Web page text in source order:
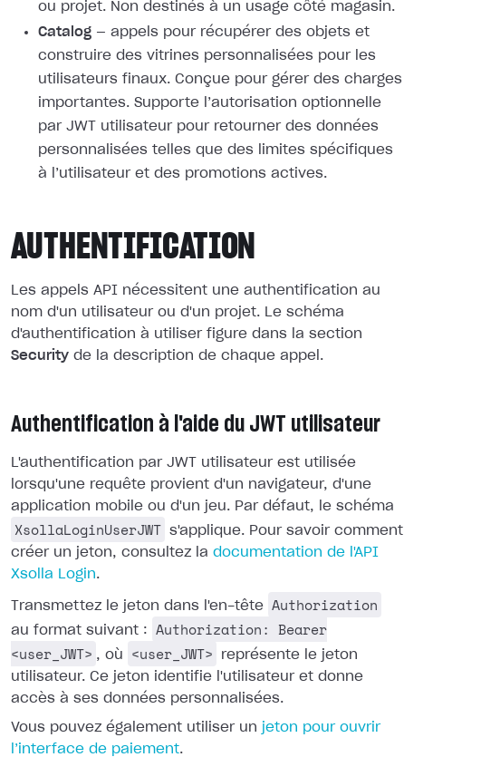
ou projet. Non destinés à un usage côté magasin.
Catalog — appels pour récupérer des objets et
construire des vitrines personnalisées pour les
utilisateurs finaux. Conçue pour gérer des charges
importantes. Supporte l’autorisation optionnelle
par JWT utilisateur pour retourner des données
personnalisées telles que des limites spécifiques
à l’utilisateur et des promotions actives.
AUTHENTIFICATION
Les appels API nécessitent une authentification au
nom d'un utilisateur ou d'un projet. Le schéma
d'authentification à utiliser figure dans la section
Security de la description de chaque appel.
Authentification à l'aide du JWT utilisateur
L'authentification par JWT utilisateur est utilisée
lorsqu'une requête provient d'un navigateur, d'une
application mobile ou d'un jeu. Par défaut, le schéma
XsollaLoginUserJWT s'applique. Pour savoir comment
créer un jeton, consultez la documentation de l'API
Xsolla Login.
Transmettez le jeton dans l'en-tête Authorization
au format suivant :
Authorization: Bearer
<user_JWT> , où <user_JWT>
représente le jeton
utilisateur. Ce jeton identifie l'utilisateur et donne
accès à ses données personnalisées.
Vous pouvez également utiliser un jeton pour ouvrir
l’interface de paiement.